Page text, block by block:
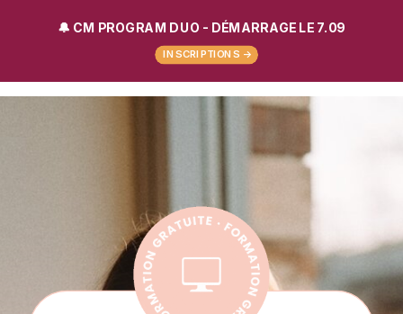
🔔 CM PROGRAM DUO - DÉMARRAGE LE 7.09
INSCRIPTIONS ->